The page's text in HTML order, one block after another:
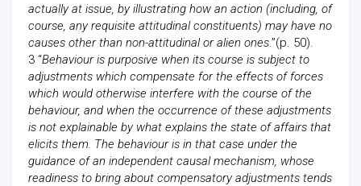
actually at issue, by illustrating how an action (including, of
course, any requisite attitudinal constituents) may have no
causes other than non-attitudinal or alien ones.”(p. 50).
3 “Behaviour is purposive when its course is subject to
adjustments which compensate for the effects of forces
which would otherwise interfere with the course of the
behaviour, and when the occurrence of these adjustments
is not explainable by what explains the state of affairs that
elicits them. The behaviour is in that case under the
guidance of an independent causal mechanism, whose
readiness to bring about compensatory adjustments tends